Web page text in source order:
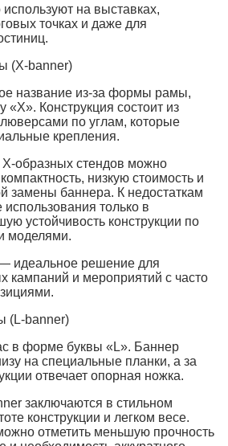
на выставках,
точках и даже для
(X-banner)
название из-за формы рамы,
Конструкция состоит из
по углам, которые
крепления.
образных стендов можно
низкую стоимость и
замены баннера. К недостаткам
использования только в
устойчивость конструкции по
моделями.
идеальное решение для
кампаний и мероприятий с часто
(L-banner)
в форме буквы «L». Баннер
на специальные планки, а за
отвечает опорная ножка.
заключаются в стильном
конструкции и легком весе.
отметить меньшую прочность